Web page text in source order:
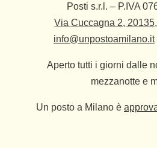
Posti s.r.l. – P.IVA
Via Cuccagna 2,
info@unpostoamilano.it
Aperto tutti i giorni dalle
mezzanotte e
Un posto a Milano è